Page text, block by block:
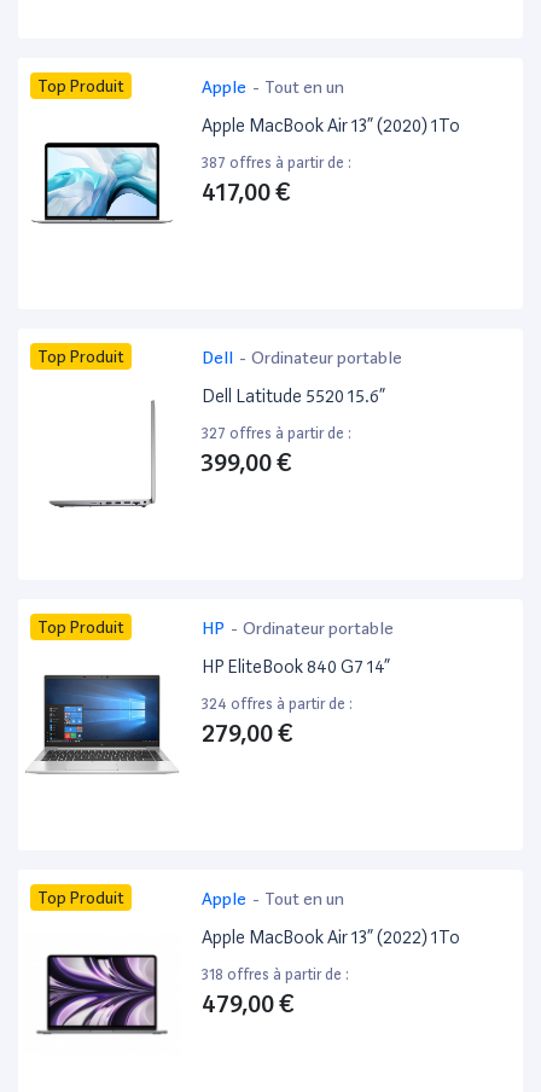
Top Produit Apple - Tout en un
Apple MacBook Air 13” (2020) 1To
387 offres à partir de :
417,00 €
Top Produit Dell - Ordinateur portable
Dell Latitude 5520 15.6”
327 offres à partir de :
399,00 €
Top Produit HP - Ordinateur portable
HP EliteBook 840 G7 14”
324 offres à partir de :
279,00 €
Top Produit Apple - Tout en un
Apple MacBook Air 13” (2022) 1To
318 offres à partir de :
479,00 €